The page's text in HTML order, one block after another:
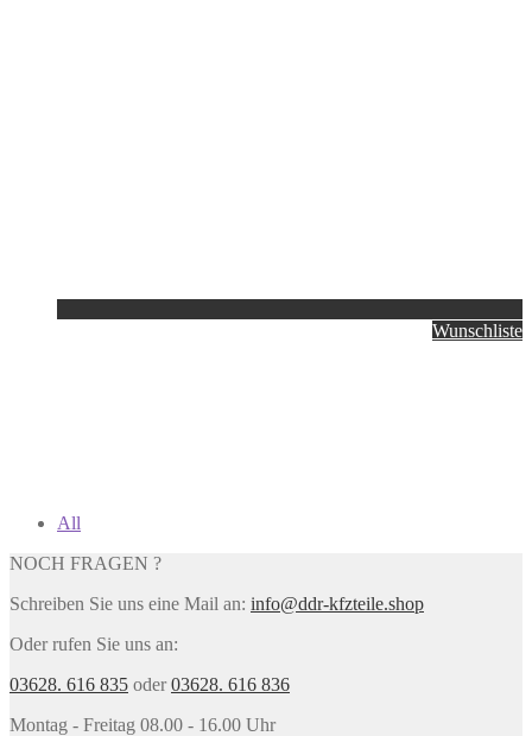
Wunschliste
All
NOCH FRAGEN ?
Schreiben Sie uns eine Mail an: info@ddr-kfzteile.shop
Oder rufen Sie uns an:
03628. 616 835 oder03628. 616 836
Montag - Freitag 08.00 - 16.00 Uhr